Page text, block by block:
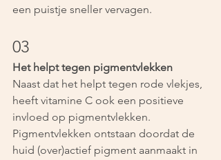
een puistje sneller vervagen.
03
Het helpt tegen pigmentvlekken
Naast dat het helpt tegen rode vlekjes,
heeft vitamine C ook een positieve
invloed op pigmentvlekken.
Pigmentvlekken ontstaan doordat de
huid (over)actief pigment aanmaakt in